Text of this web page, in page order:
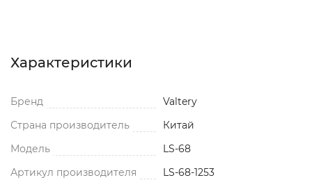
Характеристики
Бренд
Valtery
Страна производитель
Китай
Модель
LS-68
Артикул производителя
LS-68-1253